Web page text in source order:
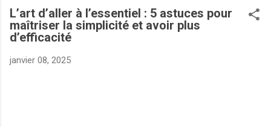
L’art d’aller à l’essentiel : 5 astuces pour
maîtriser la simplicité et avoir plus
d’efficacité
janvier 08, 2025